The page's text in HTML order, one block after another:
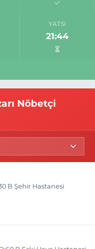
YATSI
21:44
Nöbetçi
B Şehir Hastanesi